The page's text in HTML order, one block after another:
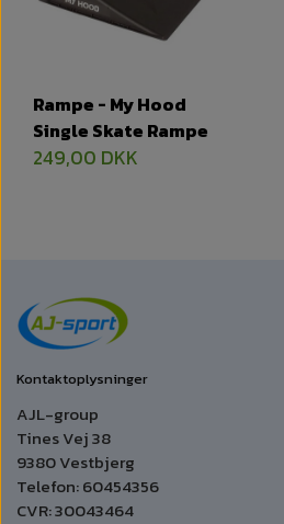
Rampe - My Hood
Single Skate Rampe
249,00 DKK
Kontaktoplysninger
AJL-group
Tines Vej 38
9380 Vestbjerg
Telefon: 60454356
CVR: 30043464